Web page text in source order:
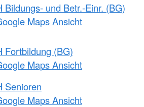
Bildungs- und Betr.-Einr. (BG)
Maps Ansicht
Fortbildung (BG)
Maps Ansicht
Senioren
Maps Ansicht